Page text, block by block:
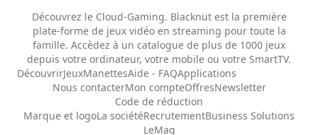
Découvrez le Cloud-Gaming. Blacknut est la première
plate-forme de jeux vidéo en streaming pour toute la
famille. Accèdez à un catalogue de plus de 1000 jeux
depuis votre ordinateur, votre mobile ou votre SmartTV.
DécouvrirJeuxManettesAide - FAQApplications
Nous contacterMon compteOffresNewsletter
Code de réduction
Marque et logoLa sociétéRecrutementBusiness Solutions
LeMag